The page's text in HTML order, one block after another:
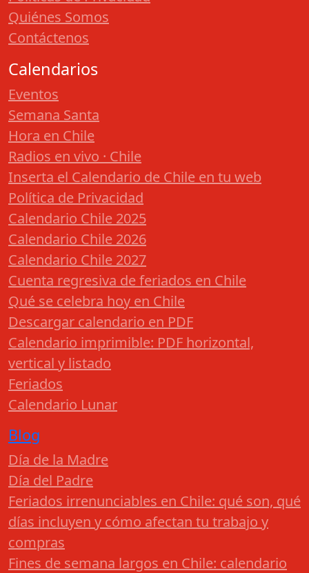
Quiénes Somos
Contáctenos
Calendarios
Eventos
Semana Santa
Hora en Chile
Radios en vivo · Chile
Inserta el Calendario de Chile en tu web
Política de Privacidad
Calendario Chile 2025
Calendario Chile 2026
Calendario Chile 2027
Cuenta regresiva de feriados en Chile
Qué se celebra hoy en Chile
Descargar calendario en PDF
Calendario imprimible: PDF horizontal,
vertical y listado
Feriados
Calendario Lunar
Blog
Día de la Madre
Día del Padre
Feriados irrenunciables en Chile: qué son, qué
días incluyen y cómo afectan tu trabajo y
compras
Fines de semana largos en Chile: calendario